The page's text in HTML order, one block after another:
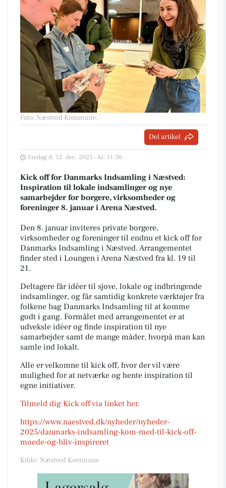
Foto: Næstved Kommune.
Del artikel
Fredag d. 12. dec. 2025 - kl. 11:36
Kick off for Danmarks Indsamling i Næstved:
Inspiration til lokale indsamlinger og nye
samarbejder for borgere, virksomheder og
foreninger 8. januar i Arena Næstved.
Den 8. januar inviteres private borgere,
virksomheder og foreninger til endnu et kick off for
Danmarks Indsamling i Næstved. Arrangementet
finder sted i Loungen i Arena Næstved fra kl. 19 til
21.
Deltagere får idéer til sjove, lokale og indbringende
indsamlinger, og får samtidig konkrete værktøjer fra
folkene bag Danmarks Indsamling til at komme
godt i gang. Formålet med arrangementet er at
udveksle idéer og finde inspiration til nye
samarbejder samt de mange måder, hvorpå man kan
samle ind lokalt.
Alle er velkomne til kick off, hvor der vil være
mulighed for at netværke og hente inspiration til
egne initiativer.
Tilmeld dig Kick off via linket her.
https://www.naestved.dk/nyheder/nyheder-
2025/danmarks-indsamling-kom-med-til-kick-off-
moede-og-bliv-inspireret
Kilde: Næstved Kommune